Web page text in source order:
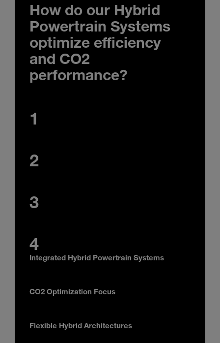
How do our Hybrid
Powertrain Systems
optimize efficiency
and CO2
performance?
1
2
3
4
Integrated Hybrid Powertrain Systems
CO2 Optimization Focus
Flexible Hybrid Architectures